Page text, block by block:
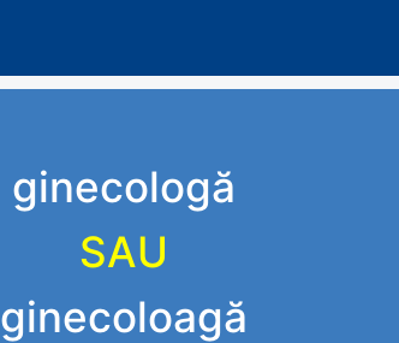
ginecologă
SAU
ginecoloagă